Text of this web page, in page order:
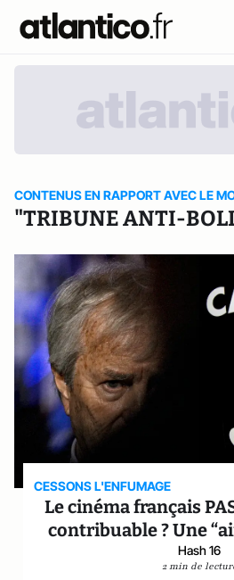
CONTENUS EN RAPPORT AVEC LE
"TRIBUNE ANTI-
CESSONS L'ENFUMAGE
Le cinéma français
contribuable ? Une
Hash 16
2 min de